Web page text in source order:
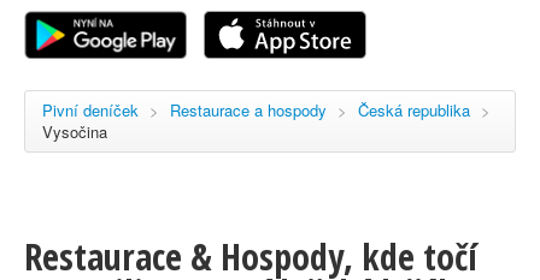
Registrace
Pivní deníček > Restaurace a hospody > Česká republika >
Vysočina
Restaurace & Hospody, kde točí